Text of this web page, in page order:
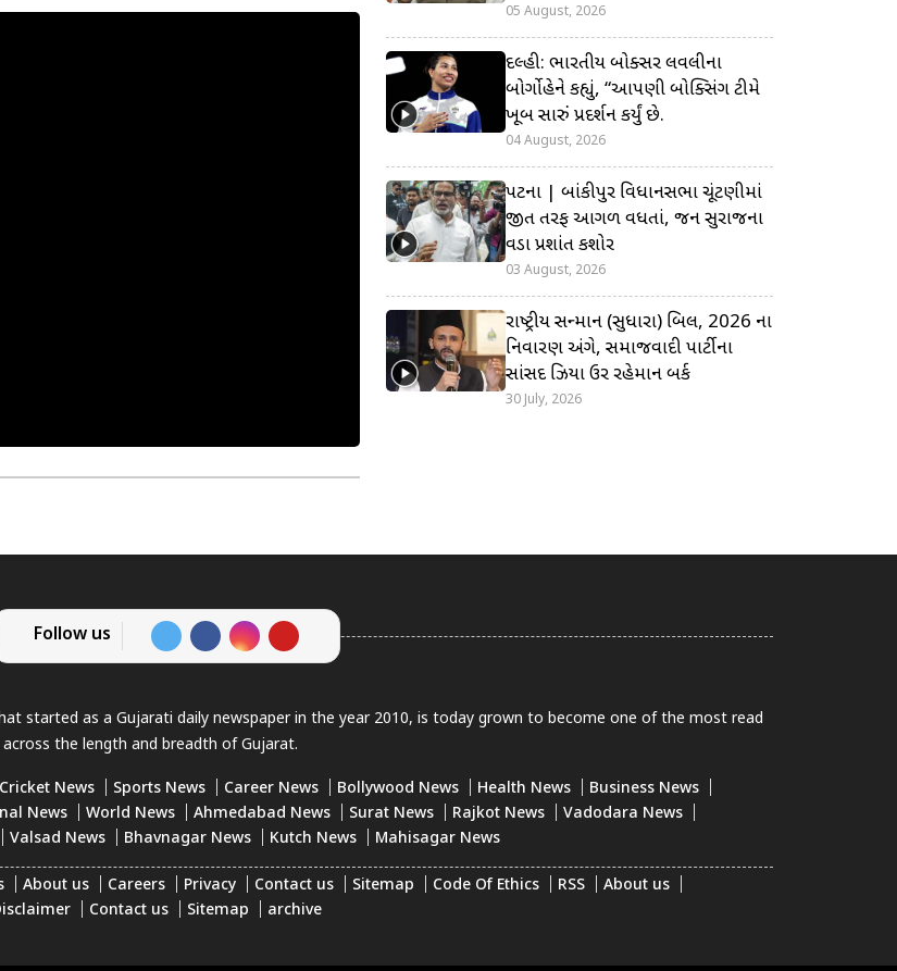
05 August, 2026
દિલ્હી: ભારતીય બોક્સર લવલીના
બોર્ગોહેને કહ્યું, “આપણી બોક્સિંગ ટીમે
ખૂબ સારું પ્રદર્શન કર્યું છે.
04 August, 2026
પટના | બાંકીપુર વિધાનસભા ચૂંટણીમાં
જીત તરફ આગળ વધતાં, જન સુરાજના
વડા પ્રશાંત કિશોર
03 August, 2026
રાષ્ટ્રીય સન્માન (સુધારા) બિલ, 2026 ના
નિવારણ અંગે, સમાજવાદી પાર્ટીના
સાંસદ ઝિયા ઉર રહેમાન બર્ક
30 July, 2026
Follow us
started as a Gujarati daily newspaper in the year 2010, is today grown to become one of the most read
the length and breadth of Gujarat.
Cricket News Sports News Career News Bollywood News Health News
Business News
News World News Ahmedabad News Surat News Rajkot News
Vadodara News
Valsad News Bhavnagar News Kutch News Mahisagar News
About us Careers Privacy Contact us Sitemap Code Of Ethics RSS
About us
Contact us Sitemap archive